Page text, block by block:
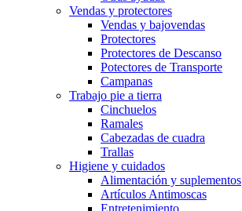
Vendas y protectores
Vendas y bajovendas
Protectores
Protectores de Descanso
Potectores de Transporte
Campanas
Trabajo pie a tierra
Cinchuelos
Ramales
Cabezadas de cuadra
Trallas
Higiene y cuidados
Alimentación y suplementos
Artículos Antimoscas
Entretenimiento